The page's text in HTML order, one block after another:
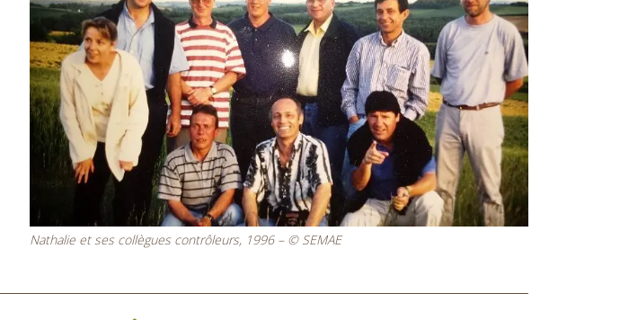
Nathalie et ses collègues contrôleurs, 1996 – © SEMAE